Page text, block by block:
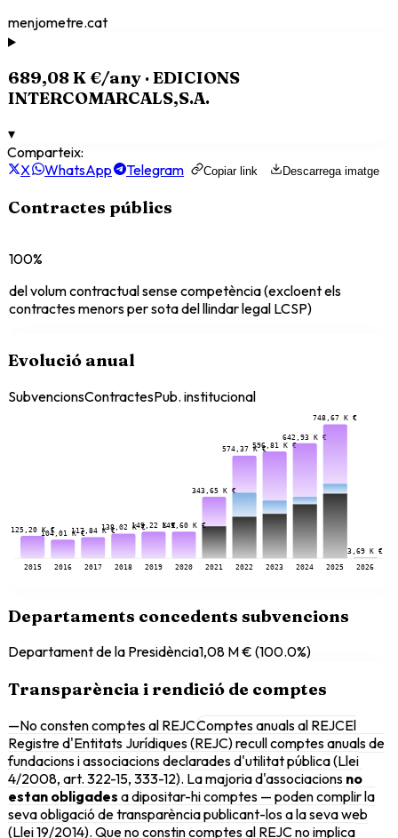
menjometre.cat
689,08 K €/any ·EDICIONS
INTERCOMARCALS,S.A.
▾
Comparteix:
X
WhatsApp Telegram Copiar link Descarrega imatge
Contractes públics
100%
del volum contractual sense competència (excloent els
contractes menors per sota del llindar legal LCSP)
Evolució anual
SubvencionsContractesPub. institucional
125,20 K €
2015
104,01 K €
2016
117,84 K €
2017
138,02 K €
2018
149,22 K €
2019
149,60 K €
2020
343,65 K €
2021
574,37 K €
2022
596,81 K €
2023
642,93 K €
2024
748,67 K €
2025
3,69 K €
2026
Departaments concedents subvencions
Departament de la Presidència1,08 M € (100.0%)
Transparència i rendició de comptes
—No consten comptes al REJCComptes anuals al REJCEl
Registre d'Entitats Jurídiques (REJC) recull comptes anuals de
fundacions i associacions declarades d'utilitat pública (Llei
4/2008, art. 322-15, 333-12). La majoria d'associacions no
estan obligades a dipositar-hi comptes — poden complir la
seva obligació de transparència publicant-los a la seva web
(Llei 19/2014). Que no constin comptes al REJC no implica